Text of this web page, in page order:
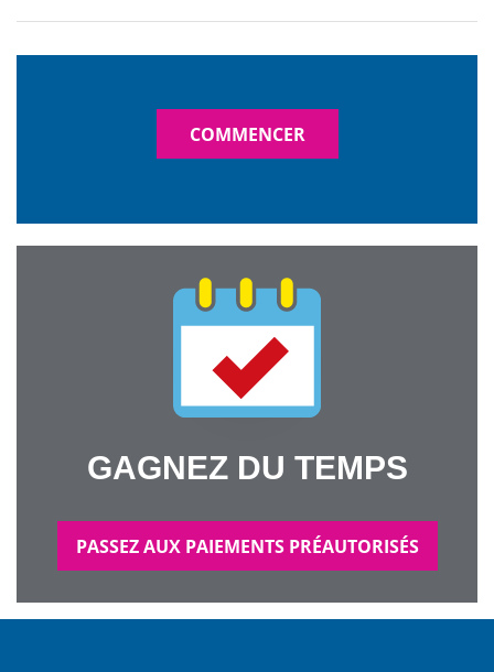
COMMENCER
GAGNEZ DU TEMPS
PASSEZ AUX PAIEMENTS PRÉAUTORISÉS